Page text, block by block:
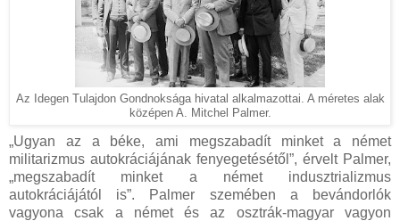
Az Idegen Tulajdon Gondnoksága hivatal alkalmazottai. A méretes alak
középen A. Mitchel Palmer.
„Ugyan az a béke, ami megszabadít minket a német
militarizmus autokráciájának fenyegetésétől”, érvelt Palmer,
„megszabadít minket a német indusztrializmus
autokráciájától is”. Palmer szemében a bevándorlók
vagyona csak a német és az osztrák-magyar vagyon